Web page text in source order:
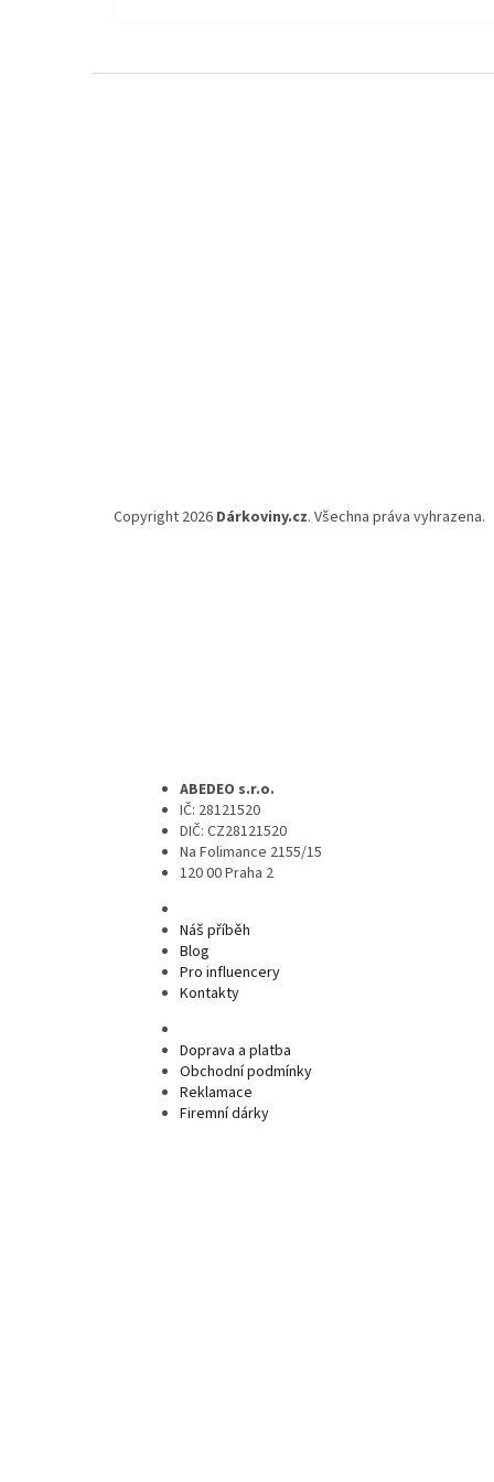
Copyright 2026 Dárkoviny.cz. Všechna práva vyhrazena.
ABEDEO s.r.o.
IČ: 28121520
DIČ: CZ28121520
Na Folimance 2155/15
120 00 Praha 2
Náš příběh
Blog
Pro influencery
Kontakty
Doprava a platba
Obchodní podmínky
Reklamace
Firemní dárky